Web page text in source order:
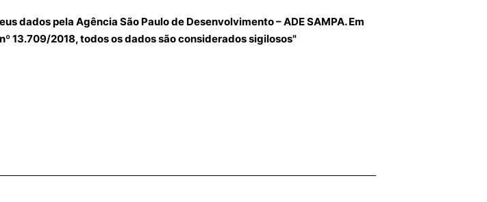
dados pela Agência São Paulo de Desenvolvimento – ADE SAMPA. Em
13.709/2018, todos os dados são considerados sigilosos"